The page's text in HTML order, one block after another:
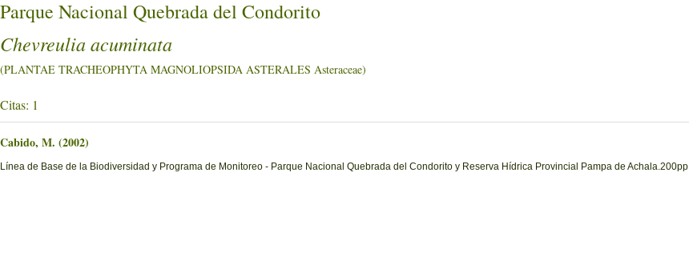
Parque Nacional Quebrada del Condorito
Chevreulia acuminata
(PLANTAE TRACHEOPHYTA MAGNOLIOPSIDA ASTERALES Asteraceae)
Citas: 1
Cabido, M. (2002)
Línea de Base de la Biodiversidad y Programa de Monitoreo - Parque Nacional Quebrada del Condorito y Reserva Hídrica Provincial Pampa de Achala.200pp